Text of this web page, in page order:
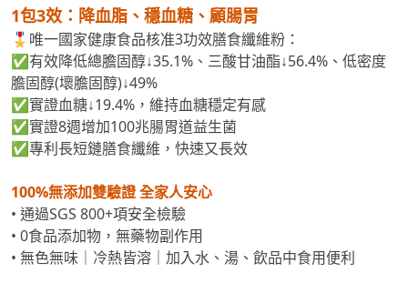
🎖️唯一國家健康食品核准3功效膳食纖維粉：
✅有效降低總膽固醇↓35.1%、三酸甘油酯↓56.4%、低密度
膽固醇(壞膽固醇)↓49%
✅實證血糖↓19.4%，維持血糖穩定有感
✅實證8週增加100兆腸胃道益生菌
✅專利長短鏈膳食纖維，快速又長效
• 通過SGS 800+項安全檢驗
• 0食品添加物，無藥物副作用
• 無色無味｜冷熱皆溶｜加入水、湯、飲品中食用便利